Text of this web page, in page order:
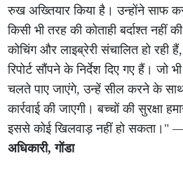
रुख अख्तियार किया है। उन्होंने साफ कर
किसी भी तरह की कोताही बर्दाश्त नहीं
कोचिंग और लाइब्रेरी संचालित हो रही
रिपोर्ट सौंपने के निर्देश दिए गए हैं। जो
चलते पाए जाएंगे, उन्हें सील करने के
कार्रवाई की जाएगी। बच्चों की सुरक्षा
इससे कोई खिलवाड़ नहीं हो सकता।"
अधिकारी, गोंडा